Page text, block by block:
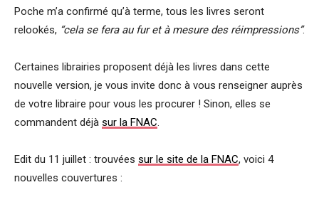
Poche m’a confirmé qu’à terme, tous les livres seront
relookés, “cela se fera au fur et à mesure des réimpressions”.
Certaines librairies proposent déjà les livres dans cette
nouvelle version, je vous invite donc à vous renseigner auprès
de votre libraire pour vous les procurer ! Sinon, elles se
commandent déjà sur la FNAC
Edit du 11 juillet : trouvées sur le site de la FNAC, voici 4
nouvelles couvertures :